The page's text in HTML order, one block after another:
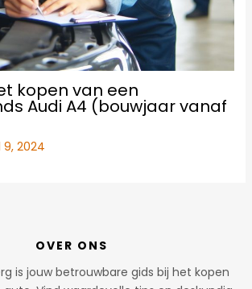
kopen van een
Audi A4 (bouwjaar vanaf
9, 2024
OVER ONS
is jouw betrouwbare gids bij het kopen